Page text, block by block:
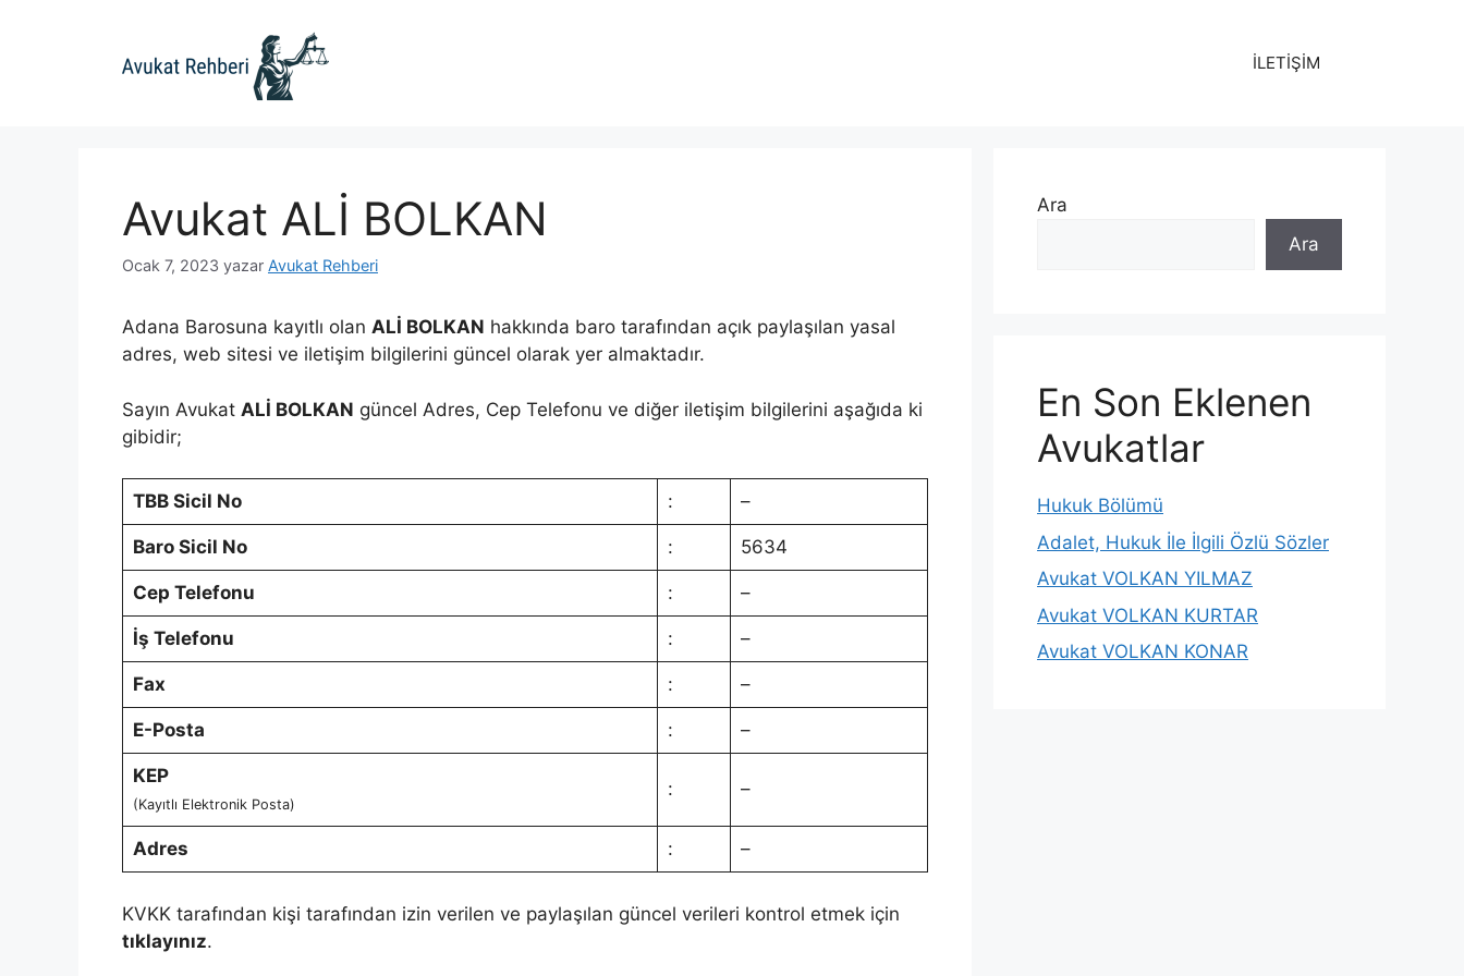
İLETİŞİM
Avukat ALİ BOLKAN
Ocak 7, 2023 yazar Avukat Rehberi
Adana Barosuna kayıtlı olan ALİ BOLKAN hakkında baro tarafından açık paylaşılan yasal
adres, web sitesi ve iletişim bilgilerini güncel olarak yer almaktadır.
Sayın Avukat ALİ BOLKAN güncel Adres, Cep Telefonu ve diğer iletişim bilgilerini aşağıda ki
gibidir;
TBB Sicil No : –
Baro Sicil No : 5634
Cep Telefonu : –
İş Telefonu : –
Fax : –
E-Posta : –
KEP
(Kayıtlı Elektronik Posta)
: –
Adres : –
KVKK tarafından kişi tarafından izin verilen ve paylaşılan güncel verileri kontrol etmek için
tıklayınız.
Ara
Ara
En Son Eklenen
Avukatlar
Hukuk Bölümü
Adalet, Hukuk İle İlgili Özlü Sözler
Avukat VOLKAN YILMAZ
Avukat VOLKAN KURTAR
Avukat VOLKAN KONAR